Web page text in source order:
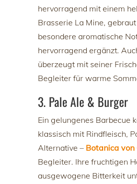
hervorragend mit einem
Brasserie La Mine,
besondere aromatische
hervorragend ergänzt.
überzeugt mit seiner
Begleiter für warme
3. Pale Ale & Burger
Ein gelungenes Barbecue
klassisch mit Rindfleisch,
Alternative – Botanica von
Begleiter. Ihre fruchtigen
ausgewogene Bitterkeit